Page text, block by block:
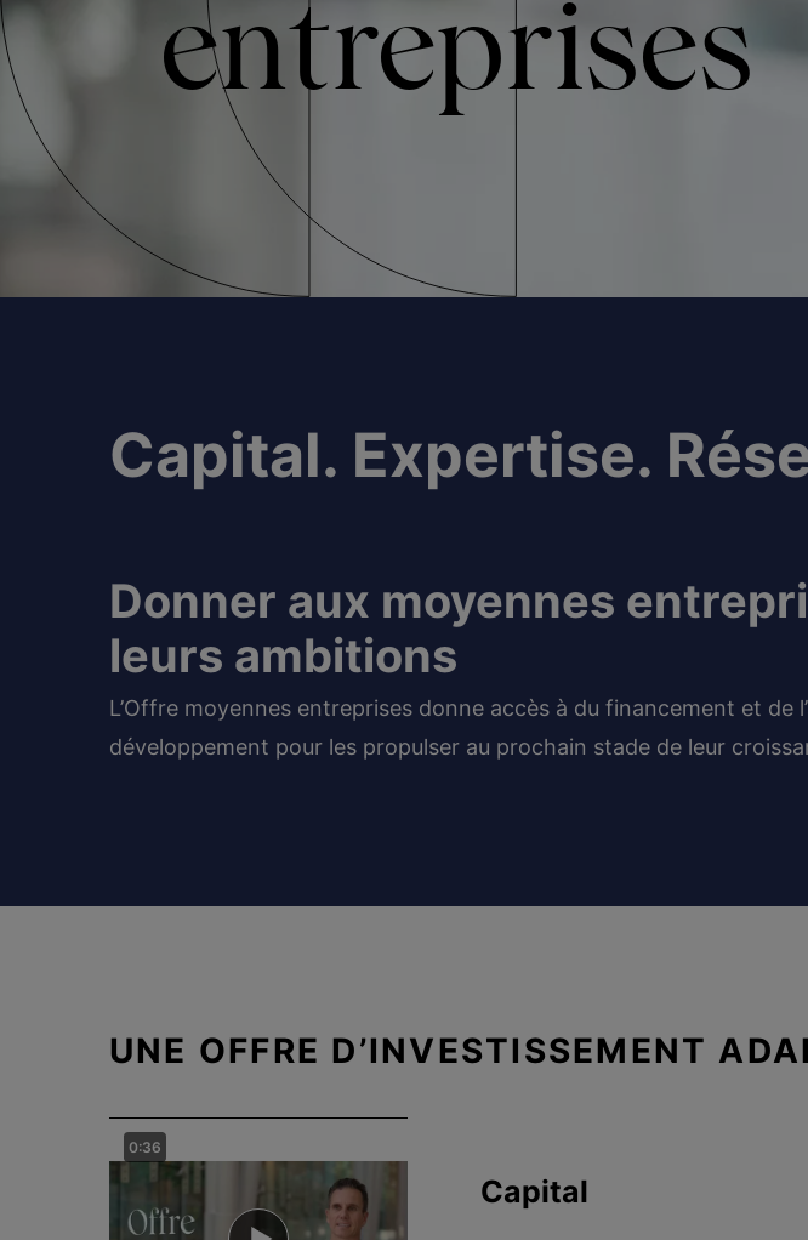
entreprises
Capital. Expertise.
Donner aux moyennes
leurs ambitions
L’Offre moyennes entreprises donne accès à du financement et
développement pour les propulser au prochain stade de leur
UNE OFFRE D’INVESTISSEMENT
0:36
Capital